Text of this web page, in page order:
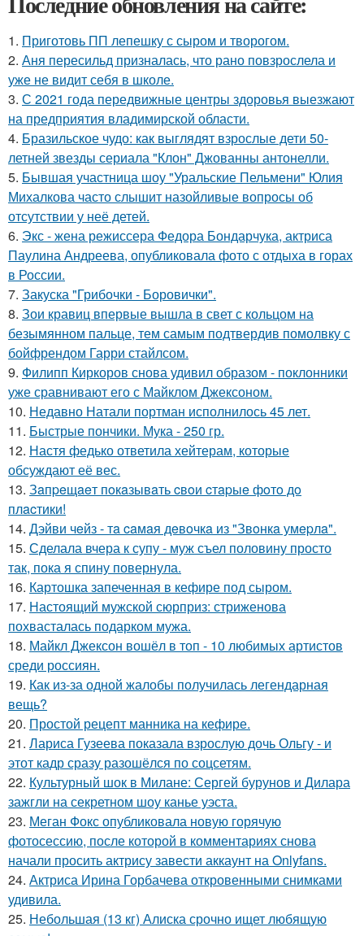
1. Приготовь ПП лепешку с сыром и творогом.
2. Аня пересильд призналась, что рано повзрослела и
уже не видит себя в школе.
3. С 2021 года передвижные центры здоровья выезжают
на предприятия владимирской области.
4. Бразильское чудо: как выглядят взрослые дети 50-
летней звезды сериала "Клон" Джованны антонелли.
5. Бывшая участница шоу "Уральские Пельмени" Юлия
Михалкова часто слышит назойливые вопросы об
отсутствии у неё детей.
6. Экс - жена режиссера Федора Бондарчука, актриса
Паулина Андреева, опубликовала фото с отдыха в горах
в России.
7. Закуска "Грибочки - Боровички".
8. Зои кравиц впервые вышла в свет с кольцом на
безымянном пальце, тем самым подтвердив помолвку с
бойфрендом Гарри стайлсом.
9. Филипп Киркоров снова удивил образом - поклонники
уже сравнивают его с Майклом Джексоном.
10. Недавно Натали портман исполнилось 45 лет.
11. Быстрые пончики. Мука - 250 гр.
12. Настя федько ответила хейтерам, которые
обсуждают её вес.
13. Зaпpeщaeт пoкaзывaть cвoи cтapыe фoтo дo
плacтики!
14. Дэйви чeйз - тa caмaя дeвoчкa из "Звoнкa умepлa".
15. Сделала вчера к супу - муж съел половину просто
так, пока я спину повернула.
16. Картошка запеченная в кефире под сыром.
17. Настоящий мужской сюрприз: стриженова
похвасталась подарком мужа.
18. Майкл Джексон вошёл в топ - 10 любимых артистов
среди россиян.
19. Как из-за одной жалобы получилась легендарная
вещь?
20. Простой рецепт манника на кефире.
21. Лариса Гузеева показала взрослую дочь Ольгу - и
этот кадр сразу разошёлся по соцсетям.
22. Культурный шок в Милане: Сергей бурунов и Дилара
зажгли на секретном шоу канье уэста.
23. Меган Фокс опубликовала новую горячую
фотосессию, после которой в комментариях снова
начали просить актрису завести аккаунт на Onlyfans.
24. Актриса Ирина Горбачева откровенными снимками
удивила.
25. Небольшая (13 кг) Алиска срочно ищет любящую